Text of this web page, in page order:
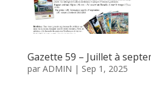
Gazette 59 – Juillet à
par ADMIN | Sep 1, 2025